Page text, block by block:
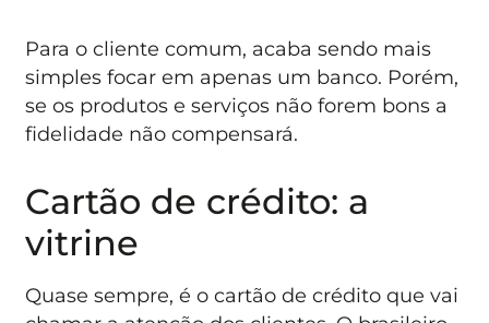
Para o cliente comum, acaba sendo mais
simples focar em apenas um banco. Porém,
se os produtos e serviços não forem bons a
fidelidade não compensará.
Cartão de crédito: a
vitrine
Quase sempre, é o cartão de crédito que vai